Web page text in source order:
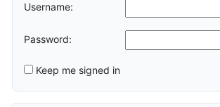
Username:
Password:
Keep me signed in